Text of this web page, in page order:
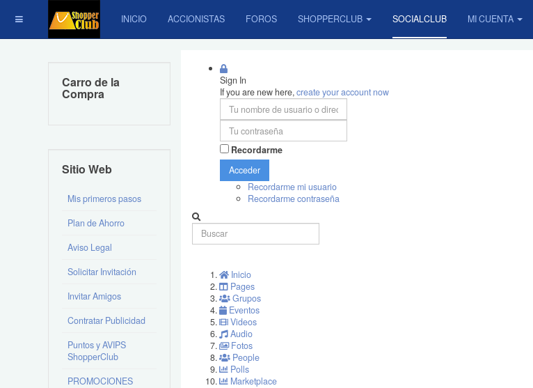
INICIO ACCIONISTAS FOROS SHOPPERCLUB SOCIALCLUB MI CUENTA
Sign In
If you are new here,create your account now
Recordarme
Acceder
Recordarme mi usuario
Recordarme contraseña
Inicio
Pages
Grupos
Eventos
Videos
Audio
Fotos
People
Polls
Marketplace
Carro de la
Compra
Sitio Web
Mis primeros pasos
Plan de Ahorro
Aviso Legal
Solicitar Invitación
Invitar Amigos
Contratar Publicidad
Puntos y AVIPS
ShopperClub
PROMOCIONES